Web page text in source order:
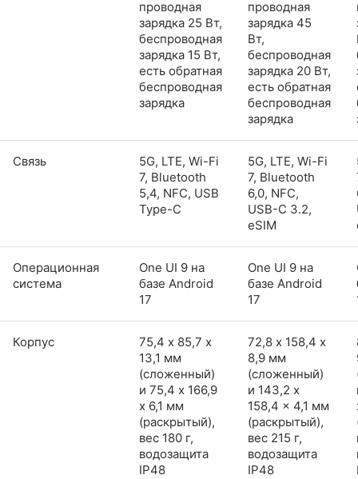
проводная
зарядка 25 Вт,
беспроводная
зарядка 15 Вт,
есть обратная
беспроводная
зарядка
проводная
зарядка 45
Вт,
беспроводная
зарядка 20 Вт,
есть обратная
беспроводная
зарядка
Связь
5G, LTE, Wi-Fi
7, Bluetooth
5,4, NFC, USB
Type-C
5G, LTE, Wi-Fi
7, Bluetooth
6,0, NFC,
USB-C 3.2,
eSIM
Операционная
система
One UI 9 на
базе Android
17
One UI 9 на
базе Android
17
Корпус
75,4 х 85,7 х
13,1 мм
(сложенный)
и 75,4 x 166,9
x 6,1 мм
(раскрытый),
вес 180 г,
водозащита
IP48
72,8 х 158,4 х
8,9 мм
(сложенный)
и 143,2 x
158,4 x 4,1 мм
(раскрытый),
вес 215 г,
водозащита
IP48